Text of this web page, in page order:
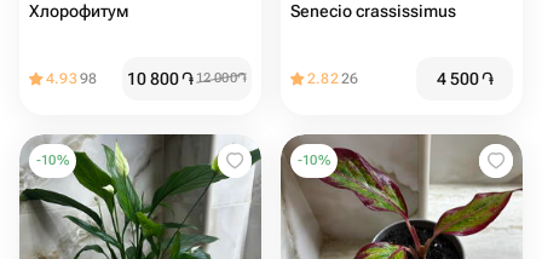
Хлорофитум
4.9398 10 800֏12 000֏
Senecio crassissimus
2.8226 4 500֏
-10% -10%